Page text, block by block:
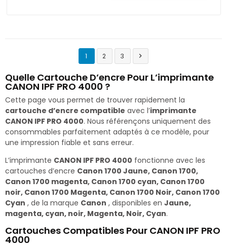
1 2 3 
Quelle Cartouche D’encre Pour L’imprimante
CANON IPF PRO 4000 ?
Cette page vous permet de trouver rapidement la
cartouche d’encre compatible avec l’imprimante
CANON IPF PRO 4000. Nous référençons uniquement des
consommables parfaitement adaptés à ce modèle, pour
une impression fiable et sans erreur.
L’imprimante CANON IPF PRO 4000 fonctionne avec les
cartouches d’encre Canon 1700 Jaune, Canon 1700,
Canon 1700 magenta, Canon 1700 cyan, Canon 1700
noir, Canon 1700 Magenta, Canon 1700 Noir, Canon 1700
Cyan , de la marque Canon , disponibles en Jaune,
magenta, cyan, noir, Magenta, Noir, Cyan.
Cartouches Compatibles Pour CANON IPF PRO
4000